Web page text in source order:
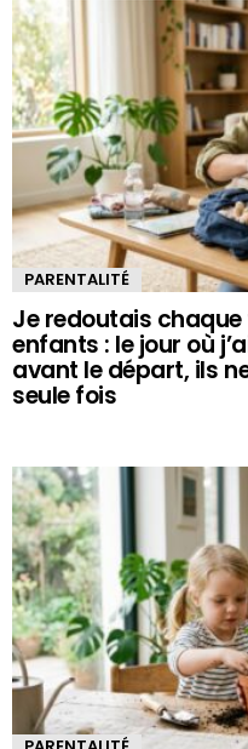
PARENTALITÉ
Je redoutais
enfants : le jour où
avant le départ, ils
seule fois